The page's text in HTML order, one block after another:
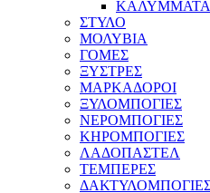
ΚΑΛΥΜΜΑΤΑ
ΣΤΥΛΟ
ΜΟΛΥΒΙΑ
ΓΟΜΕΣ
ΞΥΣΤΡΕΣ
ΜΑΡΚΑΔΟΡΟΙ
ΞΥΛΟΜΠΟΓΙΕΣ
ΝΕΡΟΜΠΟΓΙΕΣ
ΚΗΡΟΜΠΟΓΙΕΣ
ΛΑΔΟΠΑΣΤΕΛ
ΤΕΜΠΕΡΕΣ